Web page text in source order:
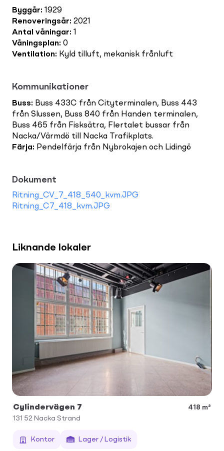
Byggår: 1929
Renoveringsår: 2021
Antal våningar: 1
Våningsplan: 0
Ventilation: Kyld tilluft, mekanisk frånluft
Kommunikationer
Buss: Buss 433C från Cityterminalen, Buss 443
från Slussen, Buss 840 från Handen terminalen,
Buss 465 från Fisksätra, Flertalet bussar från
Nacka/Värmdö till Nacka Trafikplats.
Färja: Pendelfärja från Nybrokajen och Lidingö
Dokument
Ritning_CV_7_418_540_kvm.JPG
Ritning_C7_418_kvm.JPG
Liknande lokaler
Cylindervägen 7
418 m²
131 52 Nacka Strand
Kontor Lager / Logistik